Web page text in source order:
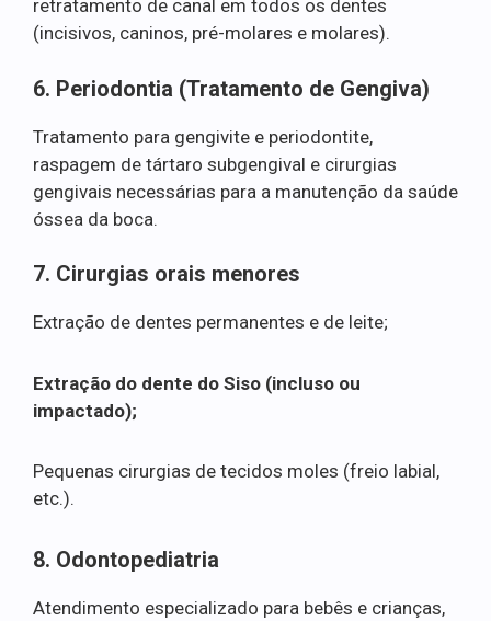
retratamento de canal em todos os dentes
(incisivos, caninos, pré-molares e molares).
6. Periodontia (Tratamento de Gengiva)
Tratamento para gengivite e periodontite,
raspagem de tártaro subgengival e cirurgias
gengivais necessárias para a manutenção da saúde
óssea da boca.
7. Cirurgias orais menores
Extração de dentes permanentes e de leite;
Extração do dente do Siso (incluso ou
impactado);
Pequenas cirurgias de tecidos moles (freio labial,
etc.).
8. Odontopediatria
Atendimento especializado para bebês e crianças,